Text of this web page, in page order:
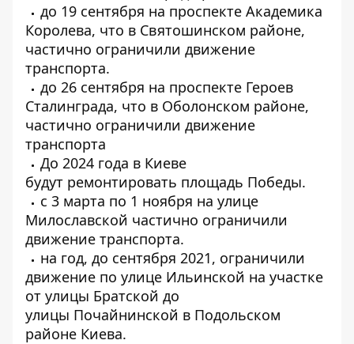
до 19 сентября на проспекте Академика
Королева, что в Святошинском районе,
частично ограничили движение
транспорта.
до 26 сентября на проспекте Героев
Сталинграда, что в Оболонском районе,
частично ограничили движение
транспорта
До 2024 года в Киеве
будут ремонтировать площадь Победы.
с 3 марта по 1 ноября на улице
Милославской частично ограничили
движение транспорта.
на год, до сентября 2021, ограничили
движение по улице Ильинской на участке
от улицы Братской до
улицы Почайнинской в ​​Подольском
районе Киева.